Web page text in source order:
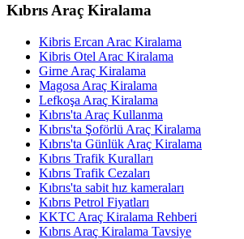
Kıbrıs Araç Kiralama
Kibris Ercan Arac Kiralama
Kibris Otel Arac Kiralama
Girne Araç Kiralama
Magosa Araç Kiralama
Lefkoşa Araç Kiralama
Kıbrıs'ta Araç Kullanma
Kıbrıs'ta Şoförlü Araç Kiralama
Kıbrıs'ta Günlük Araç Kiralama
Kıbrıs Trafik Kuralları
Kıbrıs Trafik Cezaları
Kıbrıs'ta sabit hız kameraları
Kıbrıs Petrol Fiyatları
KKTC Araç Kiralama Rehberi
Kıbrıs Araç Kiralama Tavsiye